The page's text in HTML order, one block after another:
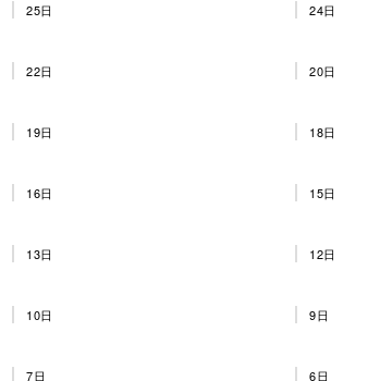
25日 24日
22日 20日
19日 18日
16日 15日
13日 12日
10日 9日
7日 6日